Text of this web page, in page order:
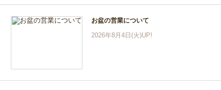
お盆の営業について
2026年8月4日(火)UP!